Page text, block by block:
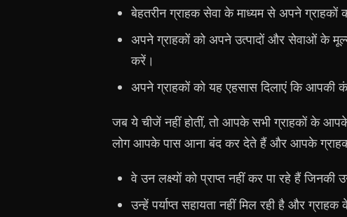
बेहतरीन ग्राहक सेवा के माध्यम से अपने ग्राहकों
अपने ग्राहकों को अपने उत्पादों और सेवाओं के
करें।
अपने ग्राहकों को यह एहसास दिलाएं कि आपकी
जब ये चीजें नहीं होतीं, तो आपके सभी ग्राहकों के
लोग आपके पास आना बंद कर देते हैं और आपके
वे उन लक्ष्यों को प्राप्त नहीं कर पा रहे हैं
उन्हें पर्याप्त सहायता नहीं मिल रही है और